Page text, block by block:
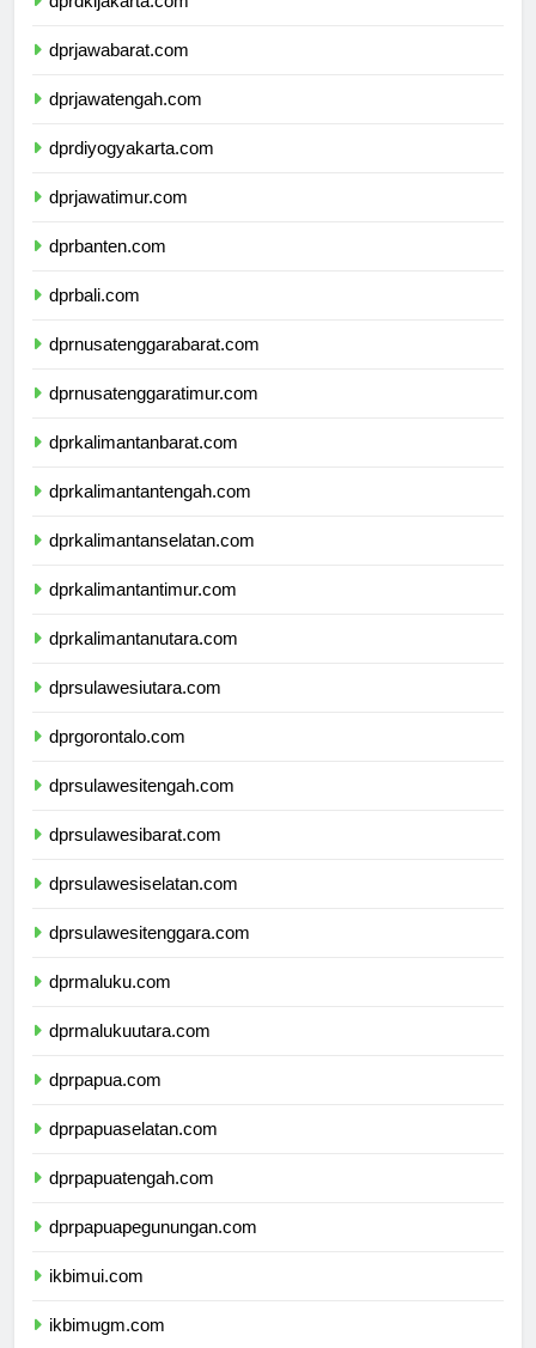
dprjawabarat.com
dprjawatengah.com
dprdiyogyakarta.com
dprjawatimur.com
dprbanten.com
dprbali.com
dprnusatenggarabarat.com
dprnusatenggaratimur.com
dprkalimantanbarat.com
dprkalimantantengah.com
dprkalimantanselatan.com
dprkalimantantimur.com
dprkalimantanutara.com
dprsulawesiutara.com
dprgorontalo.com
dprsulawesitengah.com
dprsulawesibarat.com
dprsulawesiselatan.com
dprsulawesitenggara.com
dprmaluku.com
dprmalukuutara.com
dprpapua.com
dprpapuaselatan.com
dprpapuatengah.com
dprpapuapegunungan.com
ikbimui.com
ikbimugm.com